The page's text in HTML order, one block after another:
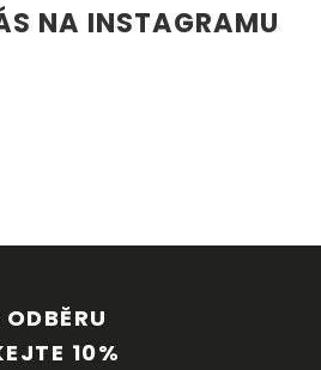
NA INSTAGRAMU
10%